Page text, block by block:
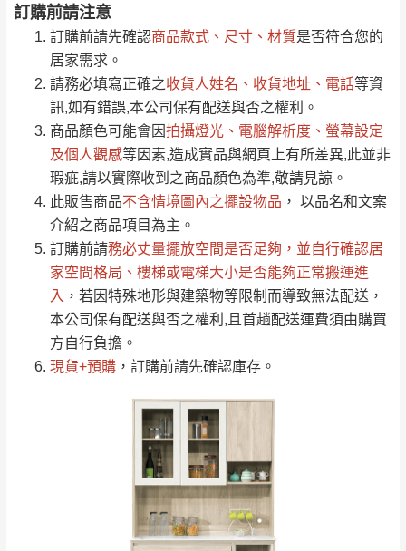
訂購前請注意
訂購前請先確認商品款式、尺寸、材質是否符合您的
居家需求。
請務必填寫正確之收貨人姓名、收貨地址、電話等資
訊,如有錯誤,本公司保有配送與否之權利。
商品顏色可能會因拍攝燈光、電腦解析度、螢幕設定
及個人觀感等因素,造成實品與網頁上有所差異,此並非
瑕疵,請以實際收到之商品顏色為準,敬請見諒。
此販售商品不含情境圖內之擺設物品 ， 以品名和文案
介紹之商品項目為主。
訂購前請務必丈量擺放空間是否足夠 ，並自行確認居
家空間格局、 樓梯或電梯大小是否能夠正常搬運進
入 ，若因特殊地形與建築物等限制而導致無法配送，
本公司保有配送與否之權利,且首趟配送運費須由購買
方自行負擔。
現貨+預購 ，訂購前請先確認庫存。
運 費 說 明
運送地區 運送費用
偏遠地區
（請先線上詢問 LINE
→@dershin ）
桃園
免 運
＊A108產品另收運費
復興鄉
新竹
峨眉鄉、五峰鄉、
橫山、北埔鄉、尖
石鄉、寶山鄉山
區、新埔山區、芎
來、平溪、九份、
注意事項：
由於品項繁多，網頁無法及時更新，如有需
要購買商品，請於出發前來電或到「官方
Line客服」來信確認商品是否有「現貨」與
「金額」。
若商品價格或庫存有異常，商家有權取消訂
單。部分網路商品恕無法更改原設計或客製，敬請
見諒！
接單後二日內(不含例假日)，我們客服會與您
電話聯絡或E-Mail通知確認訂單。
（線上客
服 LINE → @dershin）
下單前先詢問是否現貨 ，若未詢問下單後無
現貨我們客服會再來電或E-Mail與您聯絡
（洽詢方式請搜尋 Line ID →
地區恕無法提供運送 (詳見運送規章)。
苗栗至基隆；其它地區暫不開放，如因特殊
地型限制(山區、鄉、鎮、村)、樓梯太小、無
法搬運上樓等因素，導致無法配送，
0/5 (0)筆
全部 依評論高至低排列
依評論低至高排列 只顯示附上圖片
只顯示附上評論